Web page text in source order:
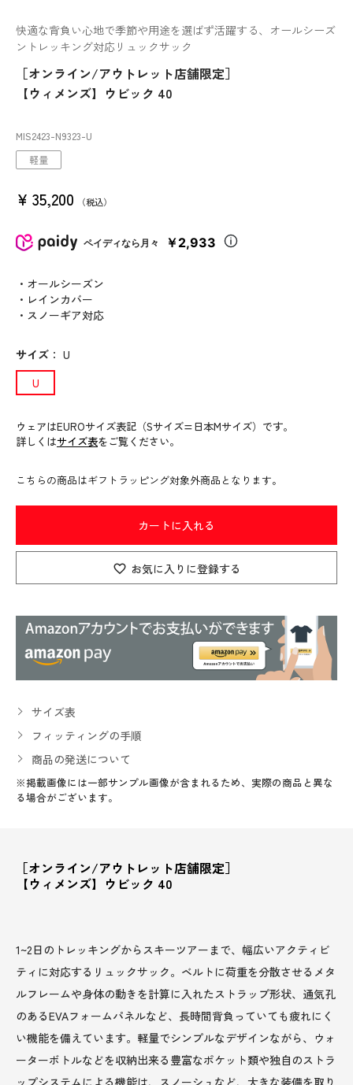
快適な背負い心地で季節や用途を選ばず活躍する、オールシーズ
ントレッキング対応リュックサック
［オンライン/アウトレット店舗限定］
【ウィメンズ】ウビック 40
MIS2423-N9323-U
軽量
¥ 35,200 税込
ペイディなら月々 ￥2,933
・オールシーズン
・レインカバー
・スノーギア対応
サイズ ： U
U
ウェアはEUROサイズ表記（Sサイズ=日本Mサイズ）です。
詳しくはサイズ表をご覧ください。
こちらの商品はギフトラッピング対象外商品となります。
カートに入れる
お気に入りに登録する
サイズ表
フィッティングの手順
商品の発送について
※掲載画像には一部サンプル画像が含まれるため、実際の商品と異な
る場合がございます。
［オンライン/アウトレット店舗限定］
【ウィメンズ】ウビック 40
1~2日のトレッキングからスキーツアーまで、幅広いアクティビ
ティに対応するリュックサック。ベルトに荷重を分散させるメタ
ルフレームや身体の動きを計算に入れたストラップ形状、通気孔
のあるEVAフォームパネルなど、長時間背負っていても疲れにく
い機能を備えています。軽量でシンプルなデザインながら、ウォ
ーターボトルなどを収納出来る豊富なポケット類や独自のストラ
ップシステムによる機能は、スノーシュなど、大きな装備を取り